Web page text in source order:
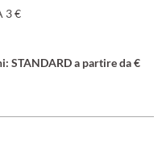
3 €
STANDARD a partire da €